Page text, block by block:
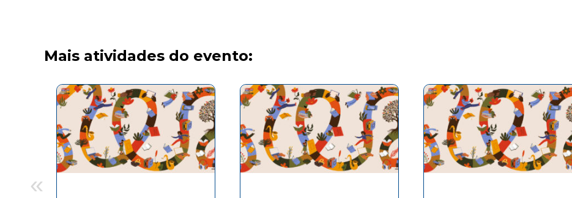
Mais atividades do evento:
«